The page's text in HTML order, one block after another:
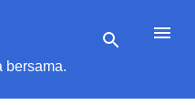
utama
bersama.